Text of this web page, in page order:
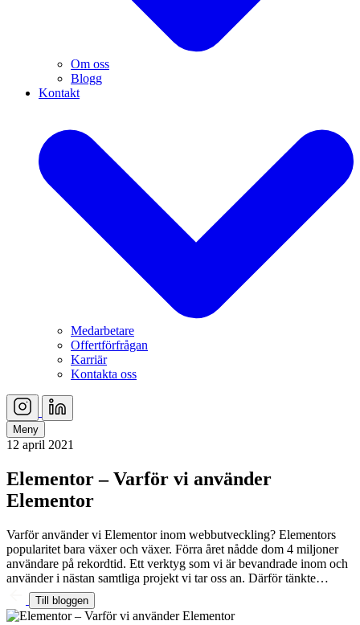
Om oss
Blogg
Kontakt
Medarbetare
Offertförfrågan
Karriär
Kontakta oss
Meny
12 april 2021
Elementor – Varför vi använder
Elementor
Varför använder vi Elementor inom webbutveckling? Elementors
popularitet bara växer och växer. Förra året nådde dom 4 miljoner
användare på rekordtid. Ett verktyg som vi är bevandrade inom och
använder i nästan samtliga projekt vi tar oss an. Därför tänkte…
Till bloggen